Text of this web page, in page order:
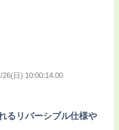
26(日) 10:00:14.00
るリバーシブル仕様や